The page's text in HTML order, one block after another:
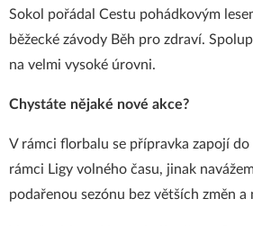
Sokol pořádal Cestu pohádkovým
běžecké závody Běh pro zdraví.
na velmi vysoké úrovni.
Chystáte nějaké nové akce?
V rámci florbalu se přípravka zapojí
rámci Ligy volného času, jinak
podařenou sezónu bez větších změn a